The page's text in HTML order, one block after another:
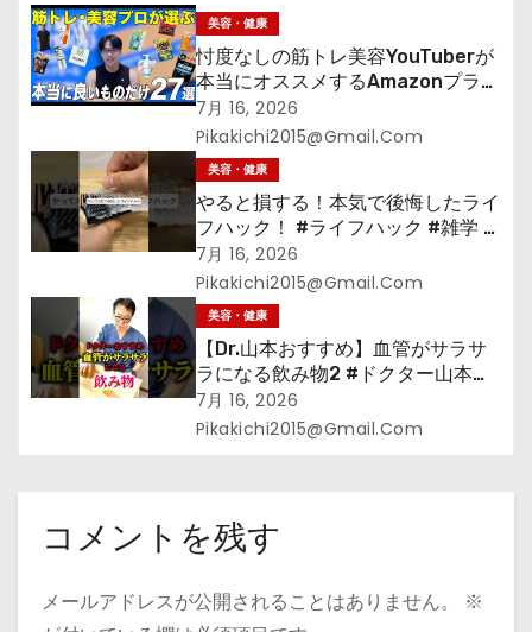
ン
美容・健康
忖度なしの筋トレ美容YouTuberが
本当にオススメするAmazonプライ
ムデーセールで買うべきもの
7月 16, 2026
Pikakichi2015@gmail.com
美容・健康
やると損する！本気で後悔したライ
フハック！ #ライフハック #雑学 #
裏技 #shorts #海外
7月 16, 2026
Pikakichi2015@gmail.com
美容・健康
【Dr.山本おすすめ】血管がサラサ
ラになる飲み物2 #ドクター山本
#Dr.山本#緑茶
7月 16, 2026
Pikakichi2015@gmail.com
コメントを残す
メールアドレスが公開されることはありません。
※